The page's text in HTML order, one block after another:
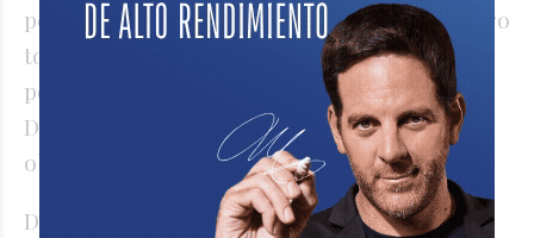
pensiones (esto no es lo mismo que el número
total de jubilados, dado que una misma
persona puede poseer más de un beneficio).
De ese total, el 59,5% (4,3 millones) fueron
obtenidas a través de una moratoria.
Desde 2005 a la actualidad el número de